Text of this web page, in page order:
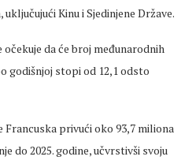
Kinu i Sjedinjene Države.
da će broj međunarodnih
godišnjoj stopi od 12,1 odsto
Francuska privući oko 93,7 miliona
do 2025. godine, učvrstivši svoju